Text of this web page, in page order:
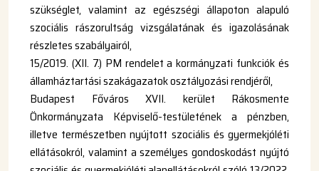
szükséglet, valamint az egészségi állapoton alapuló
szociális rászorultság vizsgálatának és igazolásának
részletes szabályairól,
15/2019. (XII. 7.) PM rendelet a kormányzati funkciók és
államháztartási szakágazatok osztályozási rendjéről,
Budapest Főváros XVII. kerület Rákosmente
Önkormányzata Képviselő-testületének a pénzben,
illetve természetben nyújtott szociális és gyermekjóléti
ellátásokról, valamint a személyes gondoskodást nyújtó